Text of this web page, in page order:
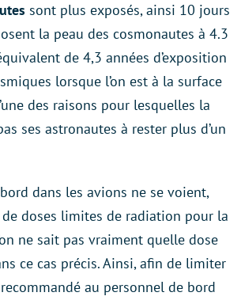
sont plus exposés, ainsi 10 jours
la peau des cosmonautes à 4.3
de 4,3 années d’exposition
lorsque l’on est à la surface
des raisons pour lesquelles la
ses astronautes à rester plus d’un
dans les avions ne se voient,
doses limites de radiation pour la
ne sait pas vraiment quelle dose
ce cas précis. Ainsi, afin de limiter
au personnel de bord